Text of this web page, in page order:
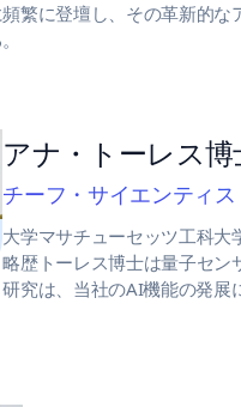
繁に登壇し、その革新的
アナ・トーレス博
チーフ・サイエンティス
大学マサチューセッツ工科大
略歴トーレス博士は量子セン
研究は、当社のAI機能の発展